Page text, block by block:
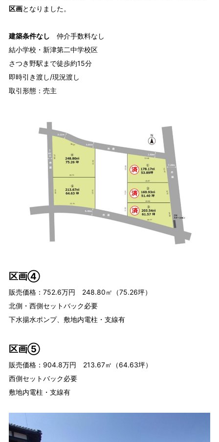
区画となりました。
建築条件なし 仲介手数料なし
結小学校・新津第二中学校区
さつき野駅まで徒歩約15分
即時引き渡し/現況渡し
取引形態：売主
区画④
販売価格：752.6万円 248.80㎡（75.26坪）
北側・西側セットバック必要
下水揚水ポンプ、敷地内電柱・支線有
区画⑤
販売価格：904.8万円 213.67㎡（64.63坪）
西側セットバック必要
敷地内電柱・支線有